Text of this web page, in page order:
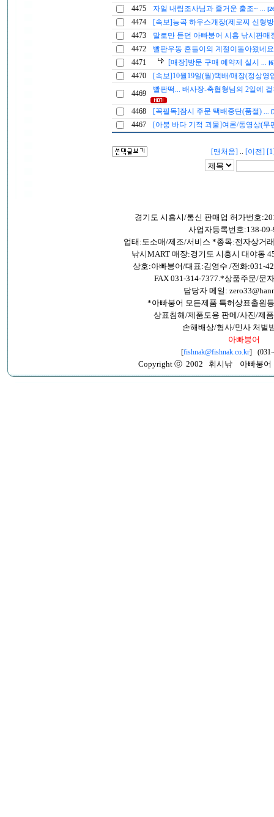
4475
자일 내림조사님과 즐거운 출조~
4474
[속보]능곡 하우스개장(제로찌 신형
4473
말로만 듣던 아빠붕어 시흥 낚시판매
4472
빨판우동 흔들이의 계절이돌아왔네
4471
[매장]방문 구매 예약제 실시
4470 [속보]10월19일(월)택배/매장(정상영
4469 빨판떡... 배사장-축협형님의 2일에
4468 [꼭필독]잠시 주문 택배중단(품절)
4467 [아붕 바다 기적 괴물]여론/동영상(무
[맨처음] .. [이전]
경기도 시흥시/통신 판매업 허가번호
사업자등록번호:138-09-
업태:도소매/제조/서비스 *종목:전자상거
낚시MART 매장:경기도 시흥시 대야동
상호:아빠붕어/대표:김영수 /전화:031-
FAX 031-314-7377.*상품주문/문
담당자 메일:
*아빠붕어 모든제품 특허상표출원
상표침해/제품도용 판메/사진/제
손해배상/형사/민사 처벌
아빠붕어
[fishnak@fishnak.co.kr] (031-
Copyright ⓒ 2002 휘시낚 아빠붕어